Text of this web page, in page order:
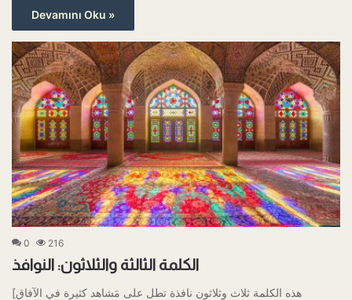
Devamını Oku »
0 216
الكلمة الثالثة والثلاثون: النوافذ
[هذه الكلمة ثلاث وثلاثون نافذة تطل على مَشاهد كثيرة في الآفاق